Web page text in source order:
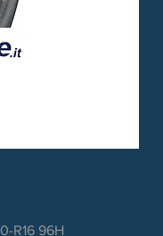
R16 96H